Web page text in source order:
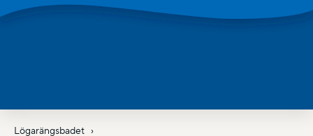
Lögarängsbadet